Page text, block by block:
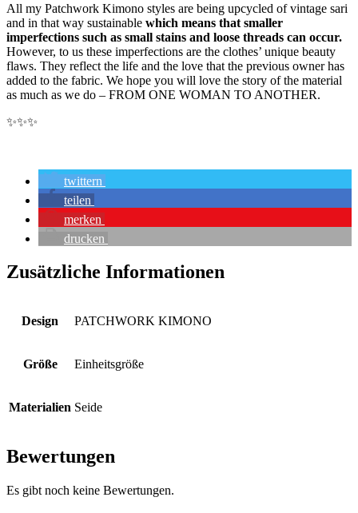
All my Patchwork Kimono styles are being upcycled of vintage sari
and in that way sustainable which means that smaller
imperfections such as small stains and loose threads can occur.
However, to us these imperfections are the clothes’ unique beauty
flaws. They reflect the life and the love that the previous owner has
added to the fabric. We hope you will love the story of the material
as much as we do – FROM ONE WOMAN TO ANOTHER.
✨✨✨
twittern
teilen
merken
drucken
Zusätzliche Informationen
Design PATCHWORK KIMONO
Größe Einheitsgröße
Materialien Seide
Bewertungen
Es gibt noch keine Bewertungen.